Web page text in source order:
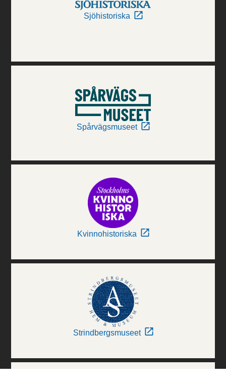
Sjöhistoriska
Spårvägsmuseet
Kvinnohistoriska
Strindbergsmuseet